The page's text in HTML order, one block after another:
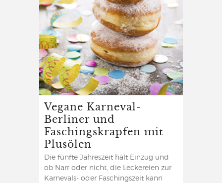
Vegane Karneval-
Berliner und
Faschingskrapfen mit
Plusölen
Die fünfte Jahreszeit hält Einzug und
ob Narr oder nicht, die Leckereien zur
Karnevals- oder Faschingszeit kann